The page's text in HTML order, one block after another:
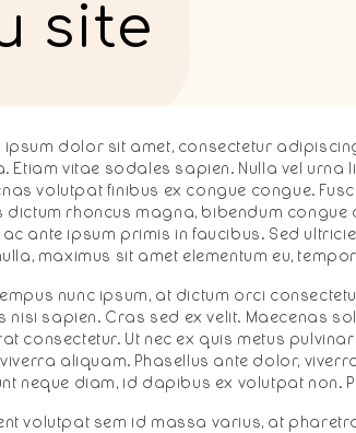
site
ipsum dolor sit amet, consectetur
Etiam vitae sodales sapien. Nulla vel
volutpat finibus ex congue congue.
dictum rhoncus magna, bibendum
ante ipsum primis in faucibus. Sed
maximus sit amet elementum eu,
nunc ipsum, at dictum orci
nisi sapien. Cras sed ex velit. Maecenas
consectetur. Ut nec ex quis metus
viverra aliquam. Phasellus ante dolor,
neque diam, id dapibus ex volutpat non.
volutpat sem id massa varius, at